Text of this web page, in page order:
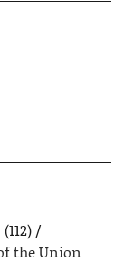
(112)
the Union